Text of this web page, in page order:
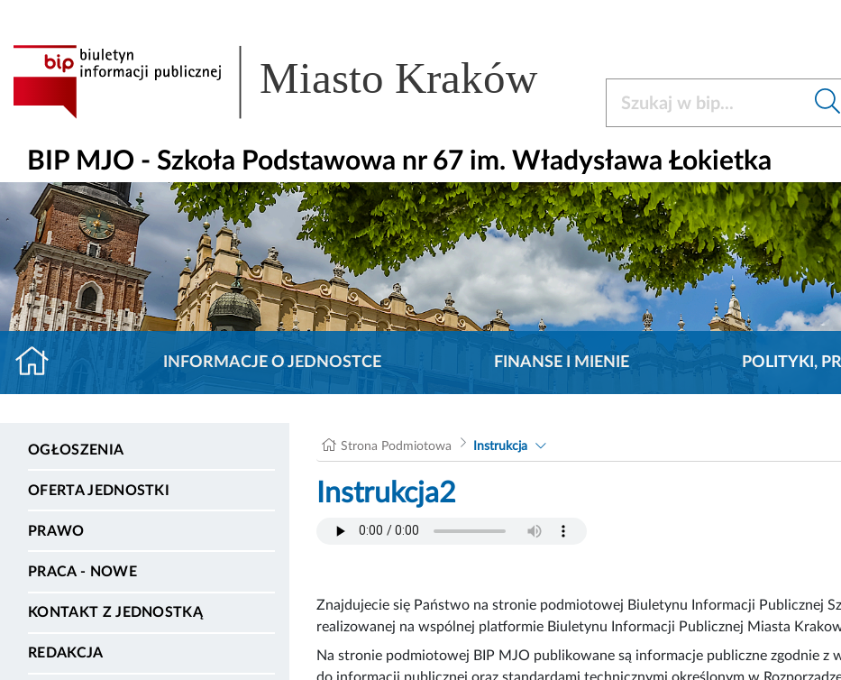
Miasto Kraków
BIP MJO - Szkoła Podstawowa nr 67 im. Władysława Łokietka
INFORMACJE O JEDNOSTCE FINANSE I MIENIE POLITYKI,
OGŁOSZENIA
OFERTA JEDNOSTKI
PRAWO
PRACA - NOWE
KONTAKT Z JEDNOSTKĄ
REDAKCJA
Strona Podmiotowa Instrukcja
Instrukcja2
Znajdujecie się Państwo na stronie podmiotowej Biuletynu Informacji Publicznej
realizowanej na wspólnej platformie Biuletynu Informacji Publicznej Miasta
Na stronie podmiotowej BIP MJO publikowane są informacje publiczne zgodnie z
do informacji publicznej oraz standardami technicznymi określonym w